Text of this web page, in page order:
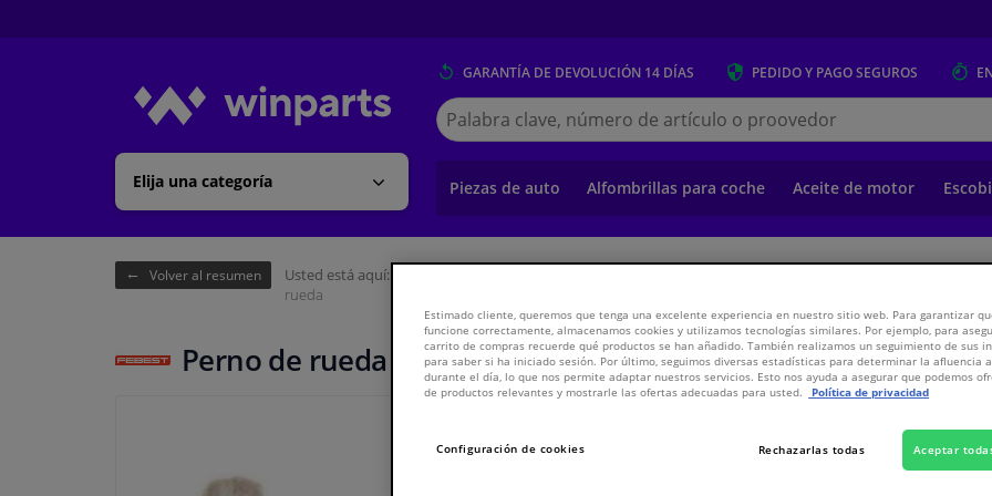
Elija una categoría
GARANTÍA DE DEVOLUCIÓN 14 DÍAS PEDIDO Y PAGOSEGUROS
Buscar
en
Winparts.es
Piezas de auto Alfombrillas para coche Aceite de motor
Volver al resumen Usted está aquí:
rueda
Perno de rueda
1,82€
Ver
Estimado cliente, queremos que tenga una excelente experiencia en nuestro sitio web. Para garantizar
funcione correctamente, almacenamos cookies y utilizamos tecnologías similares. Por ejemplo, para
carrito de compras recuerde qué productos se han añadido. También realizamos un seguimiento de sus
para saber si ha iniciado sesión. Por último, seguimos diversas estadísticas para determinar la afluencia
durante el día, lo que nos permite adaptar nuestros servicios. Esto nos ayuda a asegurar que podemos
de productos relevantes y mostrarle las ofertas adecuadas para usted.
Política de privacidad
Configuración de cookies Rechazarlas todas Aceptar